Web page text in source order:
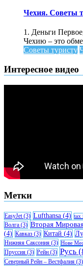
Чехия. Советы
1. Деньги
Чехию – это
Советы туристу
Интересное видео
Метки
EasyJet(3) Lufthansa (4) tax
Волга (3) Вторая
(4) Кавказ (3) Китай (4)
Нижняя Саксония (3) Нове
Пруссия (3) Рейн (3) Русь
Северный Рейн – Вестфалия (3)